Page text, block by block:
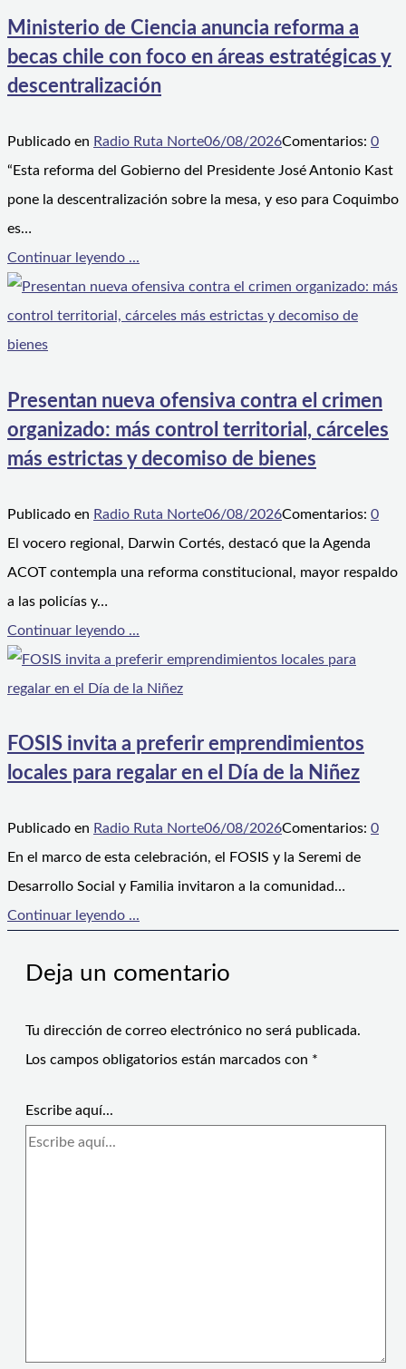
Ministerio de Ciencia anuncia reforma a
becas chile con foco en áreas estratégicas y
descentralización
Publicado en Radio Ruta Norte06/08/2026Comentarios: 0
“Esta reforma del Gobierno del Presidente José Antonio Kast
pone la descentralización sobre la mesa, y eso para Coquimbo
es…
Continuar leyendo ...
Presentan nueva ofensiva contra el crimen
organizado: más control territorial, cárceles
más estrictas y decomiso de bienes
Publicado en Radio Ruta Norte06/08/2026Comentarios: 0
El vocero regional, Darwin Cortés, destacó que la Agenda
ACOT contempla una reforma constitucional, mayor respaldo
a las policías y…
Continuar leyendo ...
FOSIS invita a preferir emprendimientos
locales para regalar en el Día de la Niñez
Publicado en Radio Ruta Norte06/08/2026Comentarios: 0
En el marco de esta celebración, el FOSIS y la Seremi de
Desarrollo Social y Familia invitaron a la comunidad…
Continuar leyendo ...
Deja un comentario
Tu dirección de correo electrónico no será publicada.
Los campos obligatorios están marcados con *
Escribe aquí...